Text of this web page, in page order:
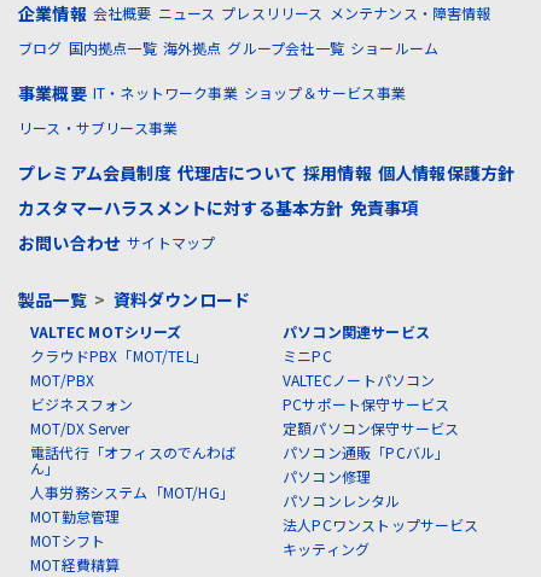
企業情報 会社概要 ニュース プレスリリース
メンテナンス・障害情報
ブログ 国内拠点一覧 海外拠点 グループ会社一覧 ショールーム
事業概要 IT・ネットワーク事業 ショップ＆サービス事業
リース・サブリース事業
プレミアム会員制度 代理店について 採用情報 個人情報保護方針
カスタマーハラスメントに対する基本方針 免責事項
お問い合わせ サイトマップ
製品一覧> 資料ダウンロード
VALTEC MOTシリーズ
クラウドPBX「MOT/TEL」
MOT/PBX
ビジネスフォン
MOT/DX Server
電話代行「オフィスのでんわば
ん」
人事労務システム「MOT/HG」
MOT勤怠管理
MOTシフト
MOT経費精算
パソコン関連サービス
ミニPC
VALTECノートパソコン
PCサポート保守サービス
定額パソコン保守サービス
パソコン通販「PCバル」
パソコン修理
パソコンレンタル
法人PCワンストップサービス
キッティング